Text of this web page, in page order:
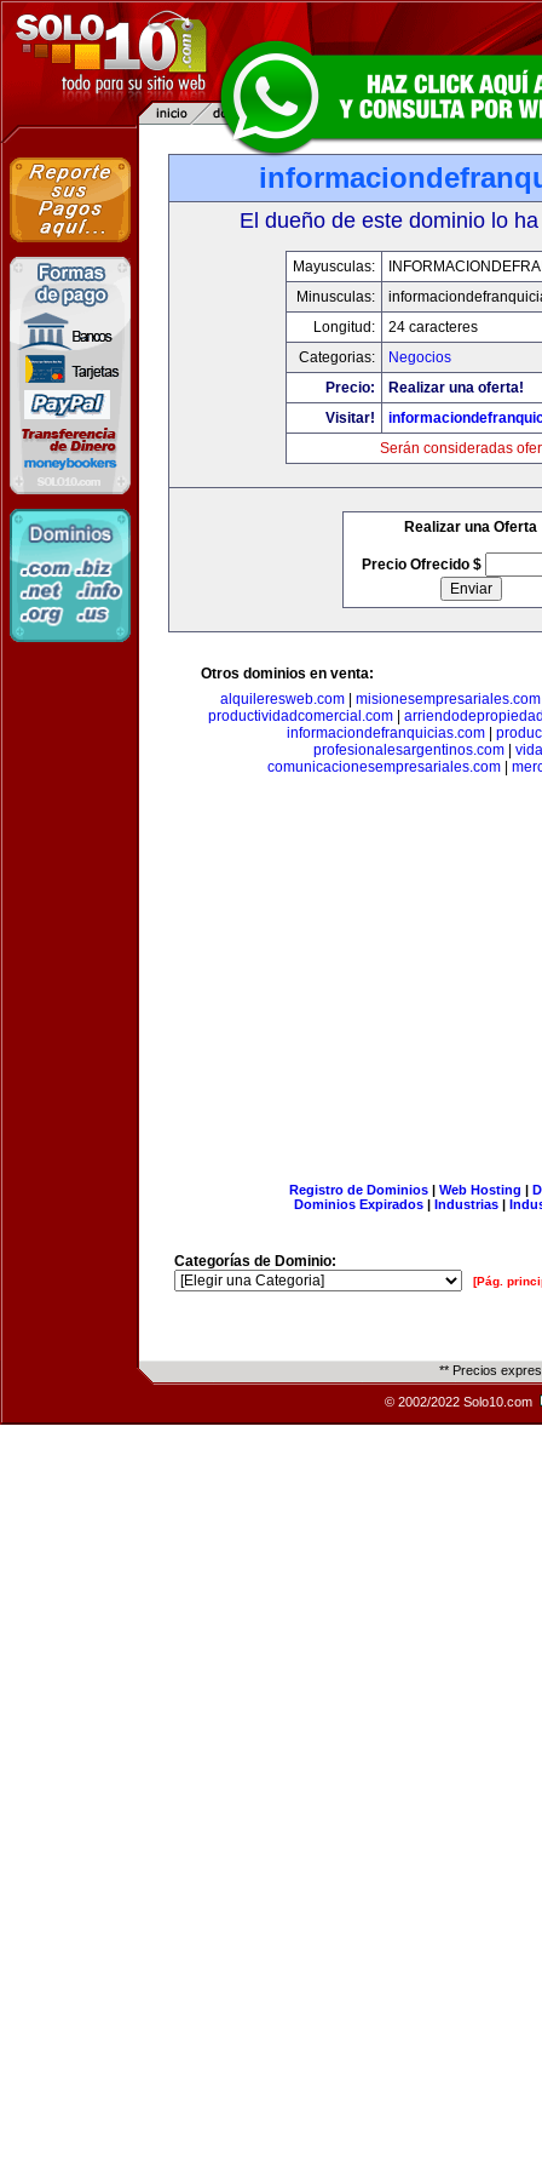
El dueño de este dominio lo
Mayusculas:
Minusculas:
Longitud:
24 caracteres
Categorias:
Negocios
Precio:
Realizar una oferta!
Visitar!
Serán consideradas
Realizar una Oferta
Precio Ofrecido $
Otros dominios en venta:
alquileresweb.com
misionesempresariales.com
productividadcomercial.com
informaciondefranquicias.com
profesionalesargentinos.com|
comunicacionesempresariales.com
Registro de Dominios| Web Hosting |
Dominios Expirados | Industrias |
Categorías de Dominio:
[Pág.
** Precios
© 2002/2022 Solo10.com